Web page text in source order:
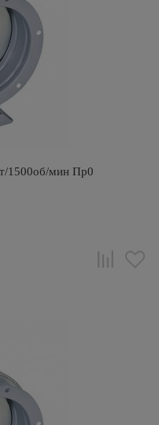
1500об/мин Пр0